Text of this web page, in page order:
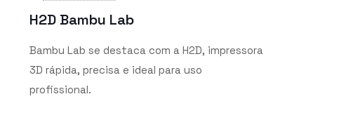
H2D Bambu Lab
Bambu Lab se destaca com a H2D, impressora
3D rápida, precisa e ideal para uso
profissional.